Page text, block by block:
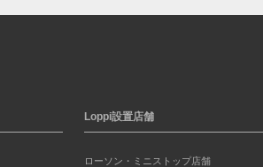
Loppi設置店舗
ローソン・ミニストップ店舗